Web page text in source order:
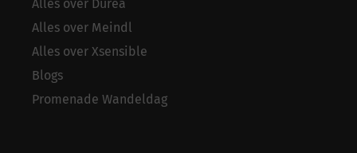
Alles over Durea
Alles over Meindl
Alles over Xsensible
Blogs
Promenade Wandeldag